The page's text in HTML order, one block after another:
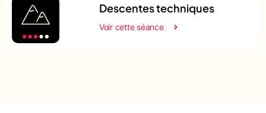
Descentes techniques
Voir cette séance